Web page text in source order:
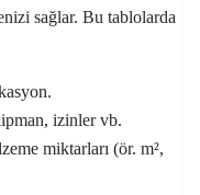
sağlar. Bu tablolarda
izinler vb.
miktarları (ör. m²,